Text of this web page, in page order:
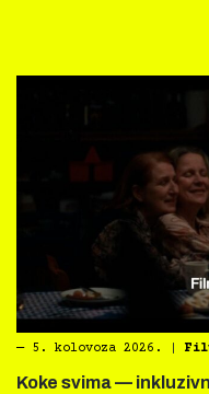
― 5. kolovoza 2026.
Koke svima —